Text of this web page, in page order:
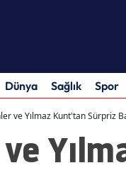
Dünya Sağlık Spor
ve Yılmaz Kunt'tan Sürpriz